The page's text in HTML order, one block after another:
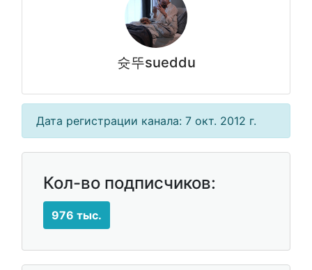
슛뚜sueddu
Дата регистрации канала: 7 окт. 2012 г.
Кол-во подписчиков:
976 тыс.